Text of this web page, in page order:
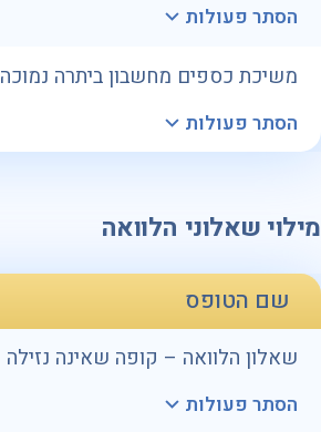
הסתר פעולות
משיכת כספים מחשבון ביתרה נמוכה
הסתר פעולות
מילוי שאלוני הלוואה
שם הטופס
שאלון הלוואה – קופה שאינה נזילה
הסתר פעולות